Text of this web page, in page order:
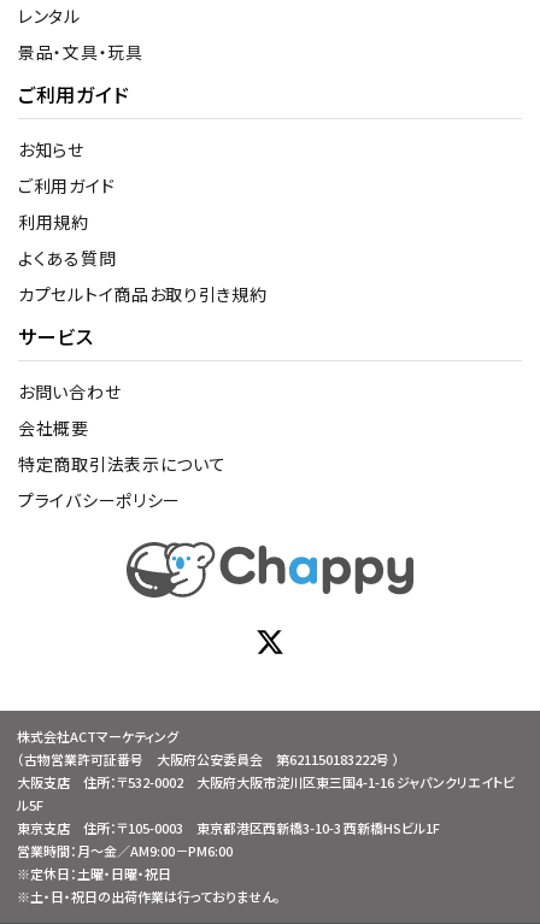
レンタル
景品・文具・玩具
ご利用ガイド
お知らせ
ご利用ガイド
利用規約
よくある質問
カプセルトイ商品お取り引き規約
サービス
お問い合わせ
会社概要
特定商取引法表示について
プライバシーポリシー
株式会社ACTマーケティング
（古物営業許可証番号 大阪府公安委員会 第621150183222号 ）
大阪支店 住所：〒532-0002 大阪府大阪市淀川区東三国4-1-16 ジャパンクリエイトビ
ル5F
東京支店 住所：〒105-0003 東京都港区西新橋3-10-3 西新橋HSビル1F
営業時間：月～金／AM9:00－PM6:00
※定休日：土曜・日曜・祝日
※土・日・祝日の出荷作業は行っておりません。